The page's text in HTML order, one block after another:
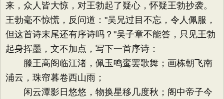
来，众人皆大惊，对王勃起了疑心，怀疑王勃抄袭。
王勃毫不惊慌，反问道："吴兄过目不忘，令人佩服，
但这首诗末尾还有序诗吗？"吴子章不能答，只见王勃
起身挥墨，文不加点，写下一首序诗：
滕王高阁临江渚，佩玉鸣鸾罢歌舞；画栋朝飞南
浦云，珠帘暮卷西山雨；
闲云潭影日悠悠，物换星移几度秋；阁中帝子今